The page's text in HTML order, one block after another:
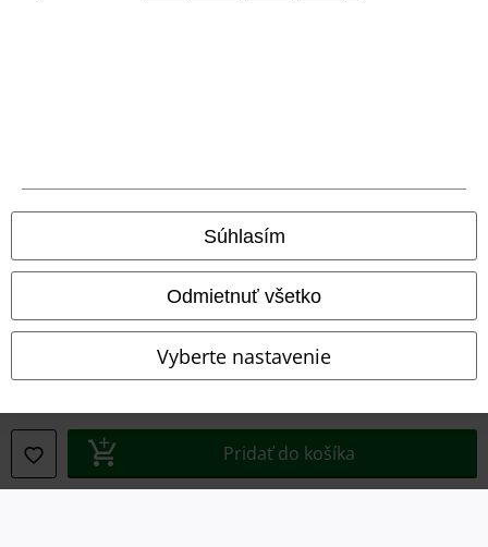
Súhlasím
Odmietnuť všetko
Vyberte nastavenie
Pridať do košíka
Právne informácie
Podmienky
Imprint
Ochrana osobných údajov
Likvidácia odpadu a ochrana životného prostredia
Vyhlásenie o zhode
Informácie o prístupnosti